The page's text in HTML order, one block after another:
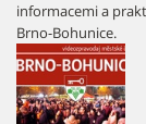
informacemi a
Brno-Bohunice.